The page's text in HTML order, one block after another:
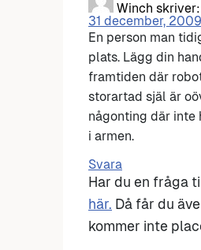
Winch skriver:
31 december,
En person man
plats. Lägg din
framtiden där
storartad själ är
någonting där inte
i armen.
Svara
Har du en fråga
här. Då får du
kommer inte